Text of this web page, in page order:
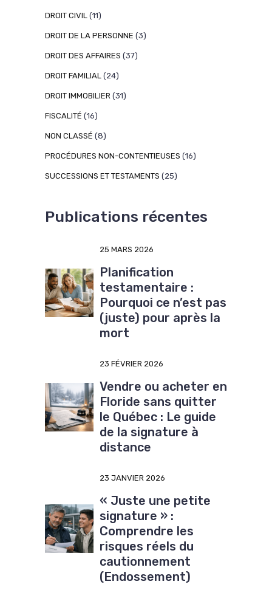
DROIT CIVIL (11)
DROIT DE LA PERSONNE (3)
DROIT DES AFFAIRES (37)
DROIT FAMILIAL (24)
DROIT IMMOBILIER (31)
FISCALITÉ (16)
NON CLASSÉ (8)
PROCÉDURES NON-CONTENTIEUSES (16)
SUCCESSIONS ET TESTAMENTS (25)
Publications récentes
25 MARS 2026
Planification
testamentaire :
Pourquoi ce n’est pas
(juste) pour après la
mort
23 FÉVRIER 2026
Vendre ou acheter en
Floride sans quitter
le Québec : Le guide
de la signature à
distance
23 JANVIER 2026
« Juste une petite
signature » :
Comprendre les
risques réels du
cautionnement
(Endossement)